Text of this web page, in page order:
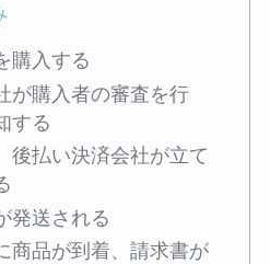
購入する
が購入者の審査を行
する
後払い決済会社が立て
発送される
商品が到着、請求書が